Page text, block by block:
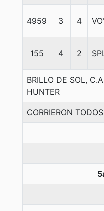
4959 3 4
155 4 2
BRILLO DE SOL,
HUNTER
CORRIERON TODOS.